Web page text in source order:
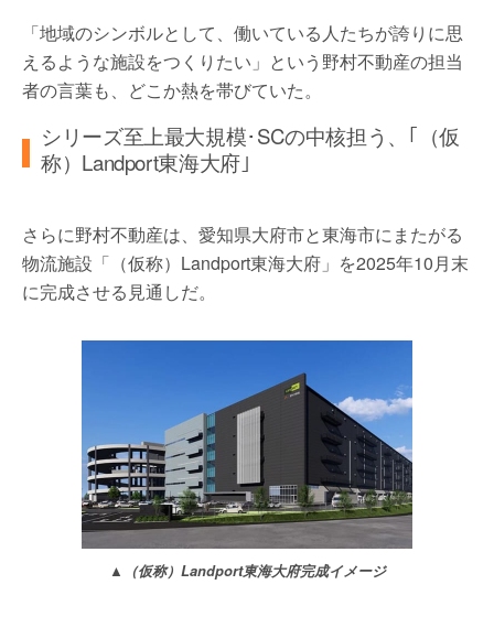
「地域のシンボルとして、働いている人たちが誇りに思
えるような施設をつくりたい」という野村不動産の担当
者の言葉も、どこか熱を帯びていた。
シリーズ至上最大規模･SCの中核担う、｢（仮
称）Landport東海大府｣
さらに野村不動産は、愛知県大府市と東海市にまたがる
物流施設「（仮称）Landport東海大府」を2025年10月末
に完成させる見通しだ。
▲（仮称）Landport東海大府完成イメージ